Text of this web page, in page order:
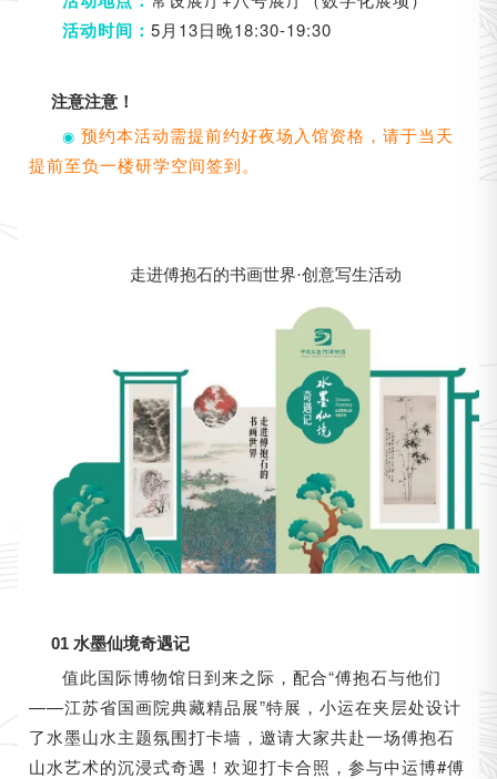
活动时间： 5月13日晚18:30-19:30
注意注意！
◉ 预约本活动需提前约好夜场入馆资格，请于当天
提前至负一楼研学空间签到。
走进傅抱石的书画世界·创意写生活动
01 水墨仙境奇遇记
值此国际博物馆日到来之际，配合“傅抱石与他们
——江苏省国画院典藏精品展”特展，小运在夹层处设计
了水墨山水主题氛围打卡墙，邀请大家共赴一场傅抱石
山水艺术的沉浸式奇遇！欢迎打卡合照，参与中运博#傅